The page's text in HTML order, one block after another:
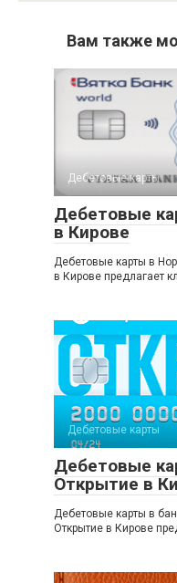
Вам также
Дебетовые карты
Дебетовые
в Кирове
Дебетовые карты в
в Кирове предлагает
Дебетовые карты
Дебетовые
Открытие в
Дебетовые карты в
Открытие в Кирове